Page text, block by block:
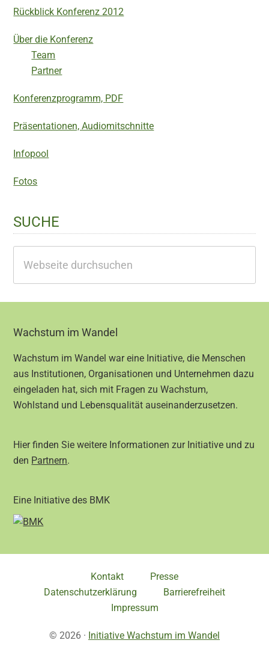
Rückblick Konferenz 2012
Über die Konferenz
Team
Partner
Konferenzprogramm, PDF
Präsentationen, Audiomitschnitte
Infopool
Fotos
SUCHE
durchsuchen
Footer
Wachstum im Wandel
Wachstum im Wandel war eine Initiative, die Menschen
aus Institutionen, Organisationen und Unternehmen dazu
eingeladen hat, sich mit Fragen zu Wachstum,
Wohlstand und Lebensqualität auseinanderzusetzen.
Hier finden Sie weitere Informationen zur Initiative und zu
den Partnern.
Eine Initiative des BMK
Kontakt
Presse
Datenschutzerklärung
Barrierefreiheit
Impressum
© 2026 · Initiative Wachstum im Wandel